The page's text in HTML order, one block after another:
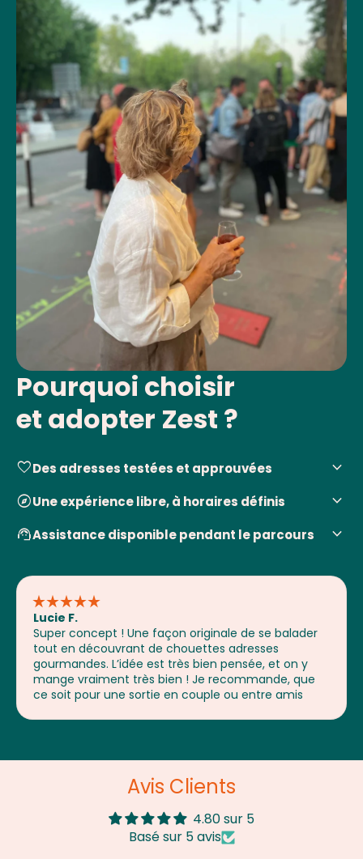
Pourquoi choisir
et adopter Zest ?
favoriteDes adresses testées et approuvées keyboard_arrow_down
exploreUne expérience libre, à horaires définis keyboard_arrow_down
support_agentAssistance disponible pendant le parcours keyboard_arrow_down
star_ratestar_ratestar_ratestar_ratestar_rate
Lucie F.
Super concept ! Une façon originale de se balader
tout en découvrant de chouettes adresses
gourmandes. L’idée est très bien pensée, et on y
mange vraiment très bien ! Je recommande, que
ce soit pour une sortie en couple ou entre amis
Avis Clients
4.80 sur 5
Basé sur 5 avis